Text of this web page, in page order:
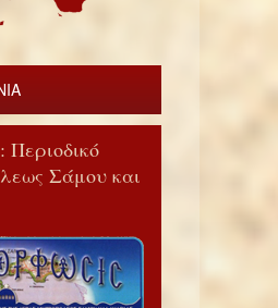
Σάμου και